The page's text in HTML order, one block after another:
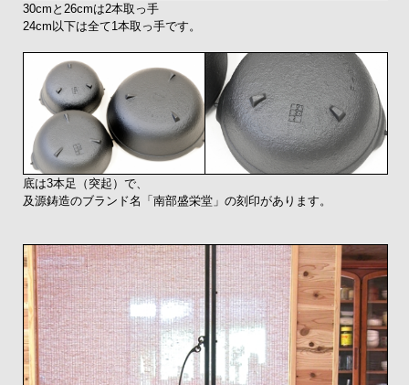
30cmと26cmは2本取っ手
24cm以下は全て1本取っ手です。
底は3本足（突起）で、
及源鋳造のブランド名「南部盛栄堂」の刻印があります。